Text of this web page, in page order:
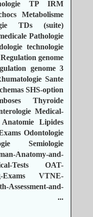
TP
IRM
Metabolisme
TDs (suite)
Pathologie
technologie
Regulation genome
genome 3
Sante
SHS-option
Thyroide
Medical-
Anatomie
Lipides
Odontologie
Semiologie
Anatomy-and-
Tests
OAT-
Exams
VTNE-
Assessment-and-